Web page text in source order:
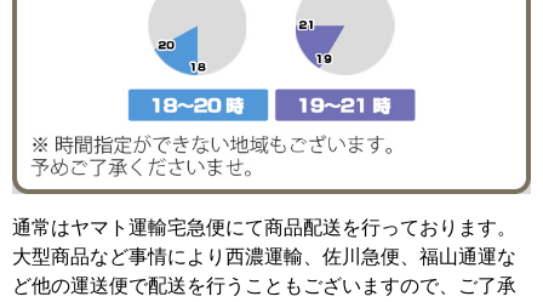
通常はヤマト運輸宅急便にて商品配送を行っております。
大型商品など事情により西濃運輸、佐川急便、福山通運な
ど他の運送便で配送を行うこともございますので、ご了承